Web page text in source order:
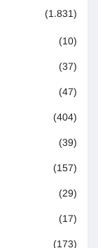
(1.831)
(10)
(37)
(47)
(404)
(39)
(157)
(29)
(17)
(173)